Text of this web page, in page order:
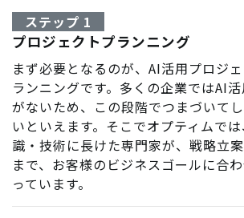
ステップ 1
プロジェクトプランニング
まず必要となるのが、AI活用プロジ
ランニングです。多くの企業ではAI
がないため、この段階でつまづいて
いといえます。そこでオプティムで
識・技術に長けた専門家が、戦略立
まで、お客様のビジネスゴールに合
っています。